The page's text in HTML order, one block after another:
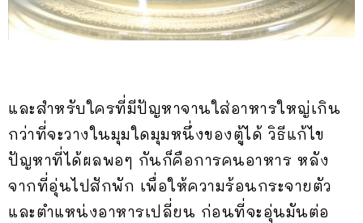
และสำหรับใครที่มีปัญหาจานใส่อาหารใหญ่เกิน
กว่าที่จะวางในมุมใดมุมหนึ่งของตู้ได้ วิธีแก้ไข
ปัญหาที่ได้ผลพอๆ กันก็คือการคนอาหาร หลัง
จากที่อุ่นไปสักพัก เพื่อให้ความร้อนกระจายตัว
และตำแหน่งอาหารเปลี่ยน ก่อนที่จะอุ่นมันต่อ